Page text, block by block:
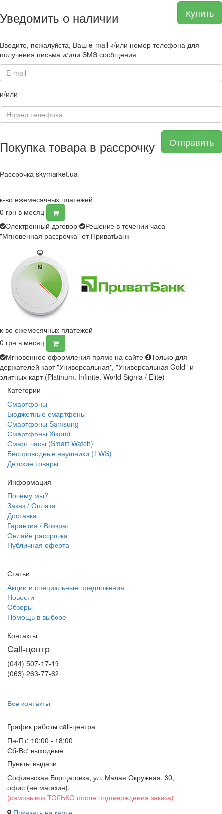
Купить
Уведомить о наличии
Введите, пожалуйста, Ваш e-mail и/или номер телефона для
получения письма и/или SMS сообщения
и/или
Отправить
Покупка товара в рассрочку
Рассрочка skymarket.ua
к-во ежемесячных платежей
0 грн в месяц
Электронный договор
Решение в течении часа
"Мгновенная рассрочка" от ПриватБанк
к-во ежемесячных платежей
0 грн в месяц
Мгновенное оформления прямо на сайте
Только для
держателей карт "Универсальная", "Универсальная Gold" и
элитных карт (Platinum, Infinite, World Signia / Elite)
Категории
Смартфоны
Бюджетные смартфоны
Смартфоны Samsung
Смартфоны Xiaomi
Смарт часы (Smart Watch)
Беспроводные наушники (TWS)
Детские товары
Информация
Почему мы?
Заказ / Оплата
Доставка
Гарантия / Возврат
Онлайн рассрочка
Публичная оферта
Статьи
Акции и специальные предложения
Новости
Обзоры
Помощь в выборе
Контакты
Call-центр
(044) 507-17-19
(063) 263-77-62
Все контакты
График работы сall-центра
Пн-Пт: 10:00 - 18:00
Сб-Вс: выходные
Пункты выдачи
Софиевская Борщаговка, ул. Малая Окружная, 30,
офис (не магазин),
(самовывоз ТОЛЬКО после подтверждения заказа)